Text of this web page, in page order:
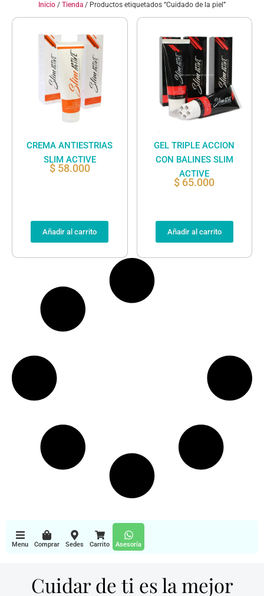
Inicio / Tienda / Productos etiquetados “Cuidado de la piel”
CREMA ANTIESTRIAS
SLIM ACTIVE
$58.000
Añadir al carrito
GEL TRIPLE ACCION
CON BALINES SLIM
ACTIVE
$ 65.000
Añadir al carrito
Menu Comprar Sedes Carrito Asesoría
Cuidar de ti es la mejor